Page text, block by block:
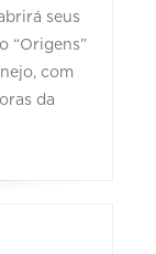
seus
“Origens”
com
da